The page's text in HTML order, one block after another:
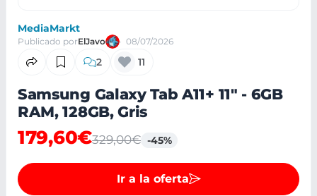
MediaMarkt
Publicado porElJavo 08/07/2026
2 11
Samsung Galaxy Tab A11+ 11" - 6GB
RAM, 128GB, Gris
179,60€329,00€ -45%
Ir a la oferta